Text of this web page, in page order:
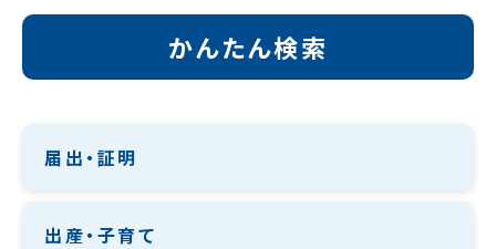
かんたん検索
届出・証明
出産・子育て